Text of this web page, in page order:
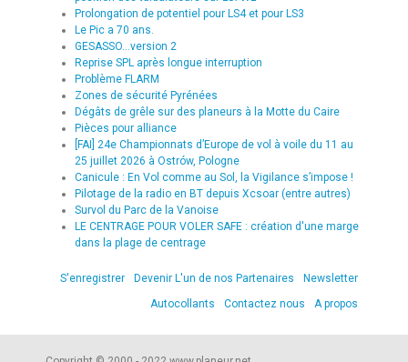
Prolongation de potentiel pour LS4 et pour LS3
Le Pic a 70 ans.
GESASSO...version 2
Reprise SPL après longue interruption
Problème FLARM
Zones de sécurité Pyrénées
Dégâts de grêle sur des planeurs à la Motte du Caire
Pièces pour alliance
[FAI] 24e Championnats d’Europe de vol à voile du 11 au
25 juillet 2026 à Ostrów, Pologne
Canicule : En Vol comme au Sol, la Vigilance s’impose !
Pilotage de la radio en BT depuis Xcsoar (entre autres)
Survol du Parc de la Vanoise
LE CENTRAGE POUR VOLER SAFE : création d'une marge
dans la plage de centrage
S'enregistrer Devenir L'un de nos Partenaires
Newsletter
Autocollants
Contactez nous A propos